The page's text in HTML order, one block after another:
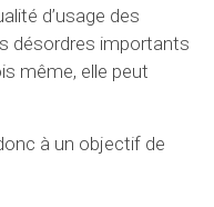
d’usage des
désordres importants
même, elle peut
à un objectif de